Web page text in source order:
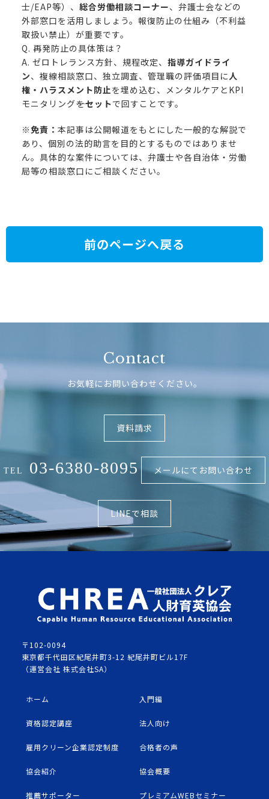
士/EAP等）、 総合労働相談コーナー、弁護士会などの
外部窓口を活用しましょう。報復防止の仕組み（不利益
取扱い禁止）が重要です。
Q. 再発防止の具体策は？
A. ゼロトレランス方針、規程改定、 指導ガイドライ
ン、複線相談窓口、独立調査、管理職の評価項目に人
権・ハラスメント防止を埋め込む、メンタルケアとKPI
モニタリング――をセットで回すことです。
※免責： 本記事は公開報道をもとにした一般的な解説で
あり、個別の法的助言を目的とするものではありませ
ん。具体的な案件については、弁護士や各自治体・労働
局等の相談窓口にご相談ください。
前のページへ戻る
Contact
お気軽にお問い合わせください。
資料請求
TEL 03-6380-8095 メールにてお問い合わせ
LINEで相談
〒102-0094
東京都千代田区紀尾井町3-12 紀尾井町ビル17F
（運営会社 株式会社SA）
ホーム 入門編
資格認定講座 法人向け
雇用クリーン企業認定制度 合格者の声
協会紹介 協会概要
推薦サポーター プレミアムWEBセミナー